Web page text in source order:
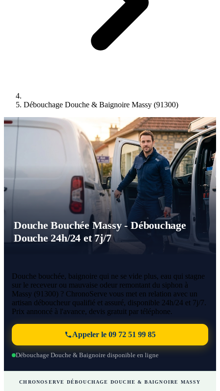
Débouchage Douche & Baignoire Massy (91300)
Douche Bouchée Massy - Débouchage
Douche 24h/24 et 7j/7
Douche bouchée, baignoire qui ne se vide plus, eau qui stagne
sur le receveur ou mauvaise odeur remontant du siphon à
Massy (91300) ? ChronoServe vous met en relation avec un
artisan déboucheur qualifié et assuré, disponible 24h/24 et 7j/7.
Prix annoncé à l'avance, devis gratuit par téléphone.
Appeler le 09 72 51 99 85
Débouchage Douche & Baignoire disponible en ligne
CHRONOSERVE DÉBOUCHAGE DOUCHE & BAIGNOIRE MASSY